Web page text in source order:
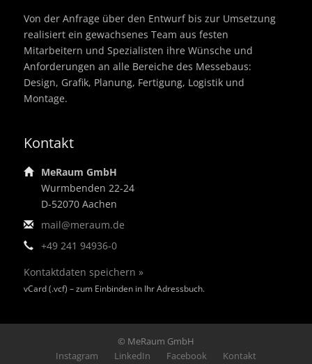
Von der Anfrage über den Entwurf bis zur Umsetzung
realisiert ein gewachsenes Team aus festen
Mitarbeitern und Spezialisten ihre Wünsche und
Anforderungen an alle Bereiche des Messebaus:
Design, Grafik, Planung, Fertigung, Logistik und
Montage.
Kontakt
MeRaum GmbH
Wurmbenden 22-24
D-52070 Aachen
mail@meraum.de
+49 241 94936-0
Kontaktdaten speichern »
vCard (.vcf) – zum Einbinden in Ihr Adressbuch.
© MeRaum GmbH
Instagram LinkedIn Facebook Kontakt